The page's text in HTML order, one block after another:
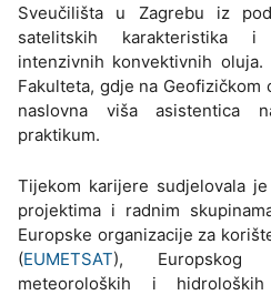
Sveučilišta u Zagrebu iz
satelitskih karakteristika i
intenzivnih konvektivnih
Fakulteta, gdje na Geofizičkom
naslovna viša asistentica
praktikum.
Tijekom karijere sudjelovala
projektima i radnim
Europske organizacije za
(EUMETSAT), Europskog
meteoroloških i